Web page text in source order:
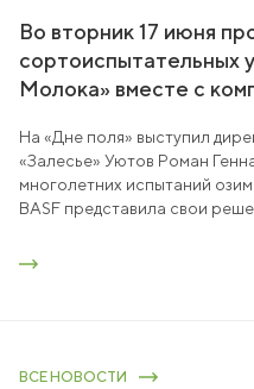
Во вторник 17 июня
сортоиспытательных
Молока» вместе с
На «Дне поля» выступил
«Залесье» Уютов Роман
многолетних испытаний
BASF представила свои
ВСЕ НОВОСТИ